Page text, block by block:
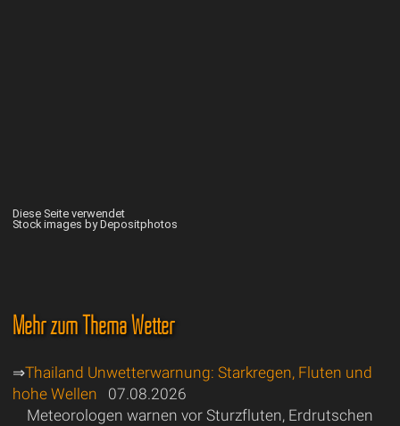
Diese Seite verwendet
Stock images by Depositphotos
Mehr zum Thema Wetter
⇒Thailand Unwetterwarnung: Starkregen, Fluten und
hohe Wellen 07.08.2026
Meteorologen warnen vor Sturzfluten, Erdrutschen